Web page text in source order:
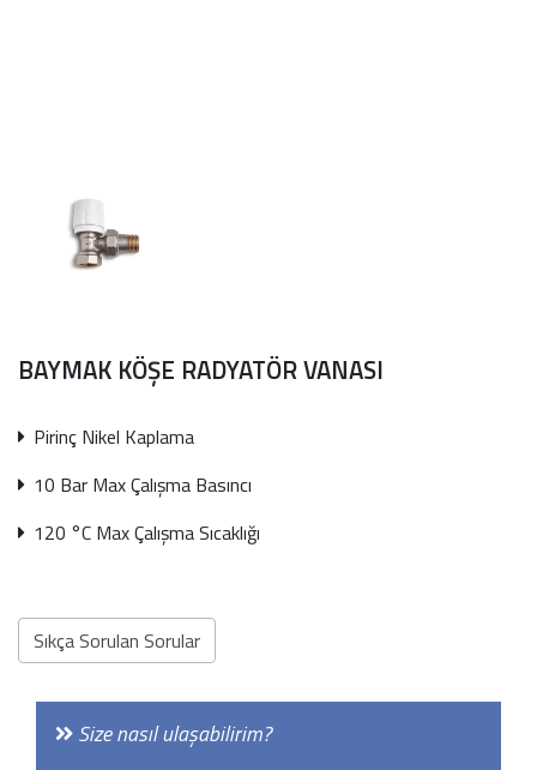
Önceki
BAYMAK KÖŞE RADYATÖR VANASI
Pirinç Nikel Kaplama
10 Bar Max Çalışma Basıncı
120 °C Max Çalışma Sıcaklığı
Sıkça Sorulan Sorular
Size nasıl ulaşabilirim?